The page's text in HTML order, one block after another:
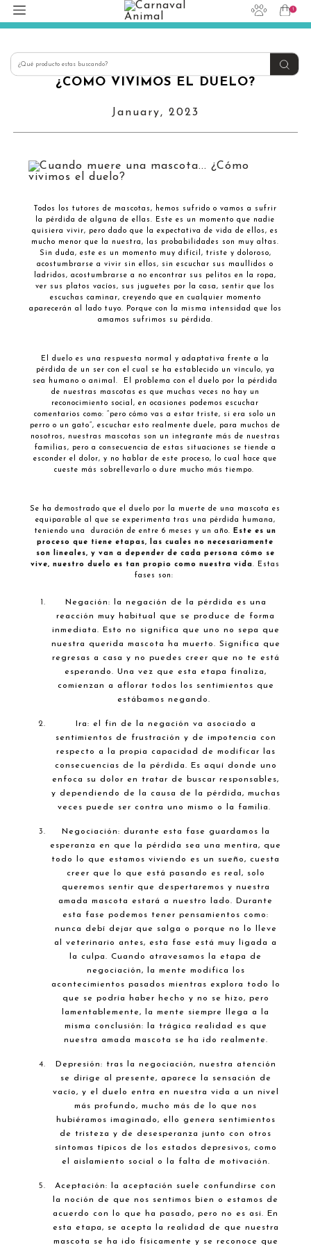
+56939145030
1
CUANDO MUERE UNA MASCOTA...
¿CÓMO VIVIMOS EL DUELO?
January, 2023
Todos los tutores de mascotas, hemos sufrido o vamos a sufrir
la pérdida de alguna de ellas. Este es un momento que nadie
quisiera vivir, pero dado que la expectativa de vida de ellos, es
mucho menor que la nuestra, las probabilidades son muy altas.
Sin duda, este es un momento muy difícil, triste y doloroso,
acostumbrarse a vivir sin ellos, sin escuchar sus maullidos o
ladridos, acostumbrarse a no encontrar sus pelitos en la ropa,
ver sus platos vacíos, sus juguetes por la casa, sentir que los
escuchas caminar, creyendo que en cualquier momento
aparecerán al lado tuyo. Porque con la misma intensidad que los
amamos sufrimos su pérdida.
El duelo es una respuesta normal y adaptativa frente a la
pérdida de un ser con el cual se ha establecido un vínculo, ya
sea humano o animal. El problema con el duelo por la pérdida
de nuestras mascotas es que muchas veces no hay un
reconocimiento social, en ocasiones podemos escuchar
comentarios como: “pero cómo vas a estar triste, si era solo un
perro o un gato”, escuchar esto realmente duele, para muchos de
nosotros, nuestras mascotas son un integrante más de nuestras
familias, pero a consecuencia de estas situaciones se tiende a
esconder el dolor, y no hablar de este proceso, lo cual hace que
cueste más sobrellevarlo o dure mucho más tiempo.
Se ha demostrado que el duelo por la muerte de una mascota es
equiparable al que se experimenta tras una pérdida humana,
teniendo una duración de entre 6 meses y un año.
Este es un
proceso que tiene etapas, las cuales no necesariamente
son lineales, y van a depender de cada persona cómo se
vive, nuestro duelo es tan propio como nuestra vida. Estas
fases son:
Negación: la negación de la pérdida es una
reacción muy habitual que se produce de forma
inmediata. Esto no significa que uno no sepa que
nuestra querida mascota ha muerto. Significa que
regresas a casa y no puedes creer que no te está
esperando. Una vez que esta etapa finaliza,
comienzan a aflorar todos los sentimientos que
estábamos negando.
Ira: el fin de la negación va asociado a
sentimientos de frustración y de impotencia con
respecto a la propia capacidad de modificar las
consecuencias de la pérdida. Es aquí donde uno
enfoca su dolor en tratar de buscar responsables,
y dependiendo de la causa de la pérdida, muchas
veces puede ser contra uno mismo o la familia.
Negociación: durante esta fase guardamos la
esperanza en que la pérdida sea una mentira, que
todo lo que estamos viviendo es un sueño, cuesta
creer que lo que está pasando es real, solo
queremos sentir que despertaremos y nuestra
amada mascota estará a nuestro lado. Durante
esta fase podemos tener pensamientos como:
nunca debí dejar que salga o porque no lo lleve
al veterinario antes, esta fase está muy ligada a
la culpa. Cuando atravesamos la etapa de
negociación, la mente modifica los
acontecimientos pasados mientras explora todo lo
que se podría haber hecho y no se hizo, pero
lamentablemente, la mente siempre llega a la
misma conclusión: la trágica realidad es que
nuestra amada mascota se ha ido realmente.
Depresión: tras la negociación, nuestra atención
se dirige al presente, aparece la sensación de
vacío, y el duelo entra en nuestra vida a un nivel
más profundo, mucho más de lo que nos
hubiéramos imaginado, ello genera sentimientos
de tristeza y de desesperanza junto con otros
síntomas típicos de los estados depresivos, como
el aislamiento social o la falta de motivación.
Aceptación: la aceptación suele confundirse con
la noción de que nos sentimos bien o estamos de
acuerdo con lo que ha pasado, pero no es asi. En
esta etapa, se acepta la realidad de que nuestra
mascota se ha ido físicamente y se reconoce que